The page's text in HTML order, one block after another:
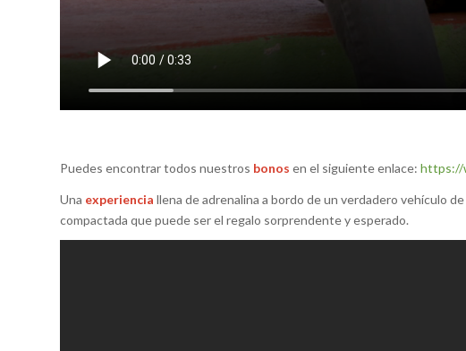
Puedes encontrar todos nuestros bonos en el siguiente enlace: https://
Una experiencia llena de adrenalina a bordo de un verdadero vehículo
compactada que puede ser el regalo sorprendente y esperado.